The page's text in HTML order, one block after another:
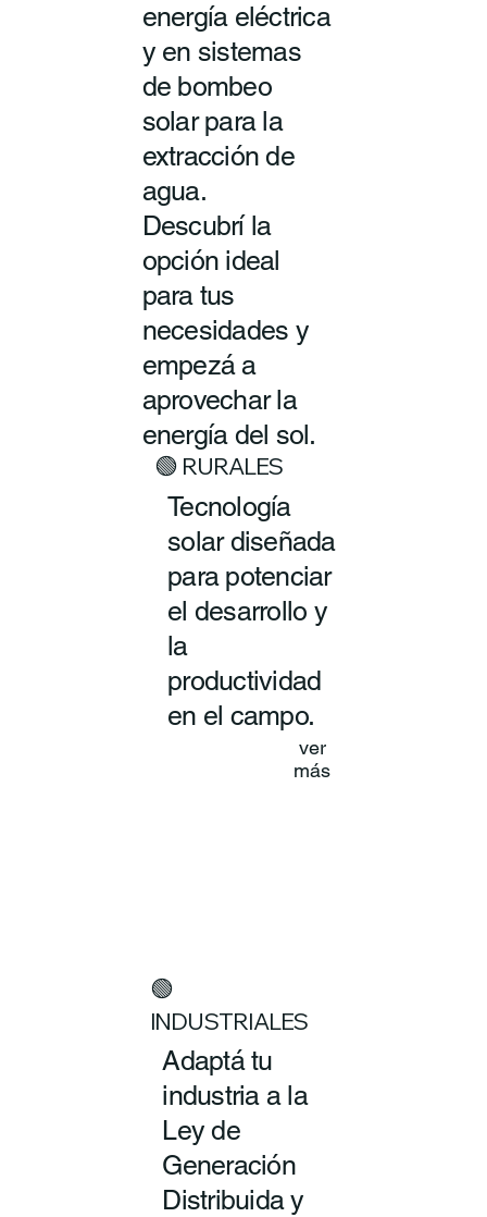
energía eléctrica
y en sistemas
de bombeo
solar para la
extracción de
agua.
Descubrí la
opción ideal
para tus
necesidades y
empezá a
aprovechar la
energía del sol.
🟢 RURALES
Tecnología
solar diseñada
para potenciar
el desarrollo y
la
productividad
en el campo.
ver
más
🟢
INDUSTRIALES
Adaptá tu
industria a la
Ley de
Generación
Distribuida y